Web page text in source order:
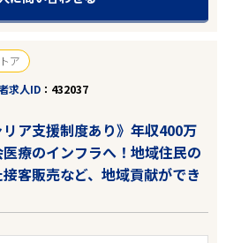
ア
求人ID 432037
リア支援制度あり》年収400万
療のインフラへ！地域住民の
客販売など、地域貢献ができ